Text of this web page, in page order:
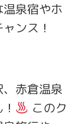
泉宿やホ
ンス！
赤倉温泉
このク